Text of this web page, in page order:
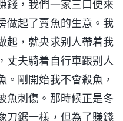
錢，我們一家三口便來
做起了賣魚的生意。我
起，就央求别人帶着我
丈夫騎着自行車跟别人
。剛開始我不會殺魚，
魚刺傷。那時候正是冬
刀鋸一樣，但為了賺錢